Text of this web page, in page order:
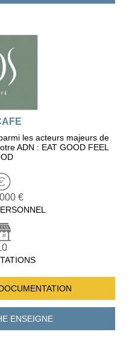
les acteurs majeurs de
ADN : EAT GOOD FEEL
€
ENSEIGNE